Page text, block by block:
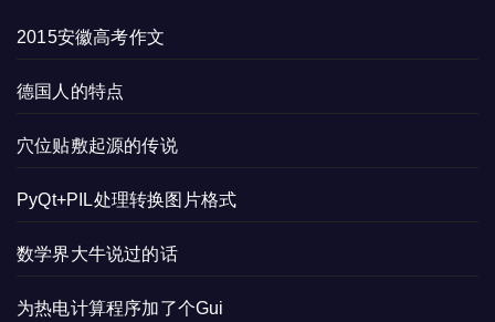
2015安徽高考作文
德国人的特点
穴位贴敷起源的传说
PyQt+PIL处理转换图片格式
数学界大牛说过的话
为热电计算程序加了个Gui